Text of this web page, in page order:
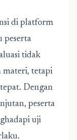
di platform
peserta
tidak
materi, tetapi
Dengan
peserta
uji